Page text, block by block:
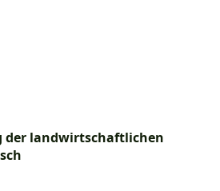
der landwirtschaftlichen